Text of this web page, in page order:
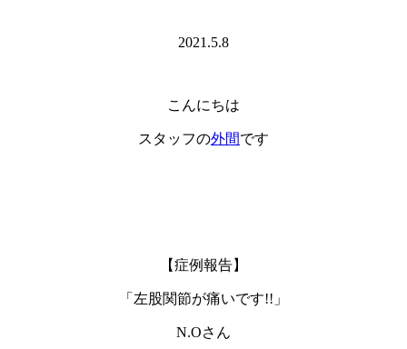
2021.5.8
こんにちは
スタッフの外間です
【症例報告】
「左股関節が痛いです!!」
N.Oさん